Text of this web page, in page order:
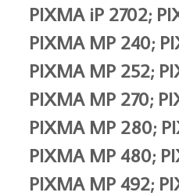
PIXMA iP 2702;
PIXMA MP 240;
PIXMA MP 252;
PIXMA MP 270;
PIXMA MP 280;
PIXMA MP 480;
PIXMA MP 492;